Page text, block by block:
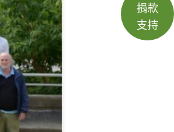
捐款
支持